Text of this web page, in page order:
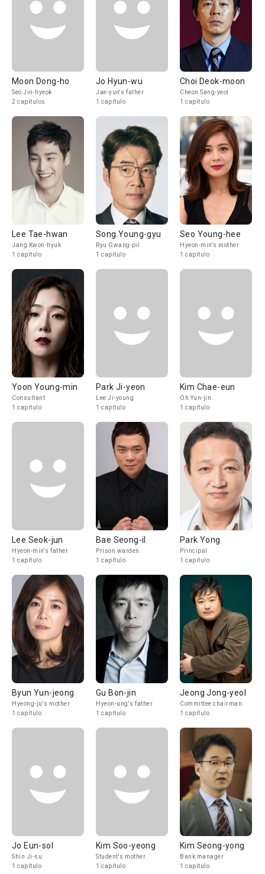
Moon Dong-ho
Seo Jin-hyeok
2 capítulos
Jo Hyun-wu
Jae-yun's father
1 capítulo
Choi Deok-moon
Cheon Sang-yeol
1 capítulo
Lee Tae-hwan
Jang Kwon-hyuk
1 capítulo
Song Young-gyu
Ryu Gwang-pil
1 capítulo
Seo Young-hee
Hyeon-min's mother
1 capítulo
Yoon Young-min
Consultant
1 capítulo
Park Ji-yeon
Lee Ji-young
1 capítulo
Kim Chae-eun
Oh Yun-jin
1 capítulo
Lee Seok-jun
Hyeon-min's father
1 capítulo
Bae Seong-il
Prison warden
1 capítulo
Park Yong
Principal
1 capítulo
Byun Yun-jeong
Hyeong-ju's mother
1 capítulo
Gu Bon-jin
Hyeon-ung's father
1 capítulo
Jeong Jong-yeol
Committee chairman
1 capítulo
Jo Eun-sol
Shin Ji-su
1 capítulo
Kim Soo-yeong
Student's mother
1 capítulo
Kim Seong-yong
Bank manager
1 capítulo